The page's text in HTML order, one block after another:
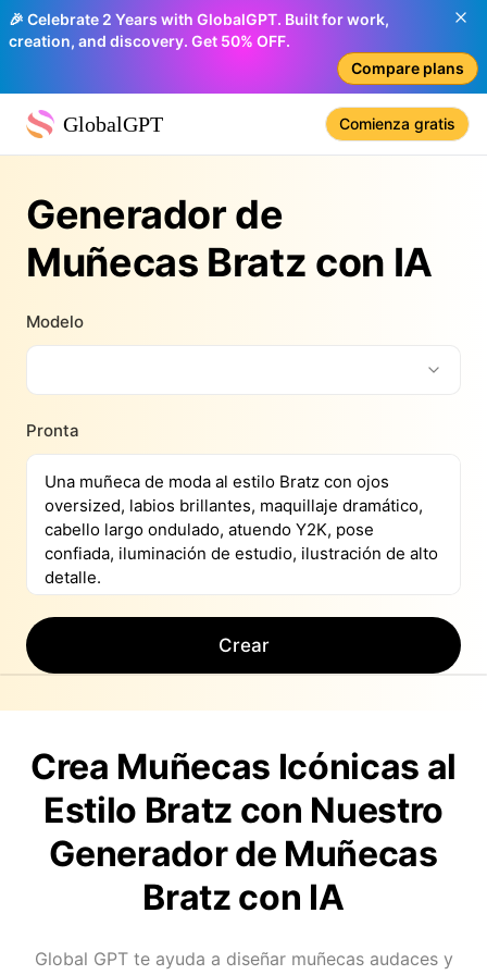
🎉 Celebrate 2 Years with GlobalGPT. Built for work,
creation, and discovery. Get 50% OFF.
Compare plans
GlobalGPT Comienza gratis
Generador de
Muñecas Bratz con IA
Modelo
Pronta
Crear
Crea Muñecas Icónicas al
Estilo Bratz con Nuestro
Generador de Muñecas
Bratz con IA
Global GPT te ayuda a diseñar muñecas audaces y